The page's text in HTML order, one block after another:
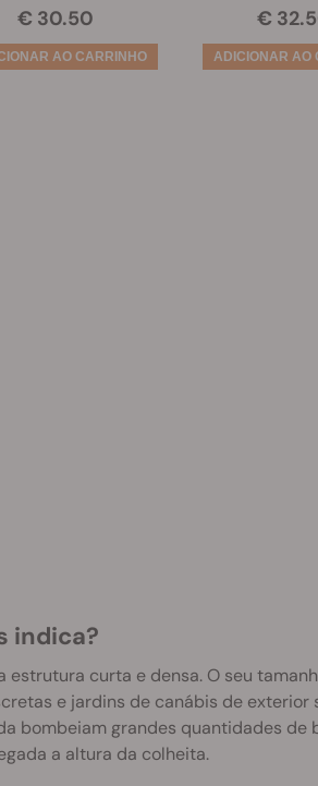
€ 30.50 €
indica?
curta e densa. O seu
e jardins de canábis de exterior
bombeiam grandes quantidades de
a altura da colheita.